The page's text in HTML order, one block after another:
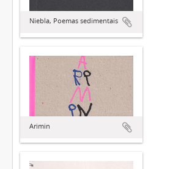
Niebla, Poemas sedimentais
Arimin